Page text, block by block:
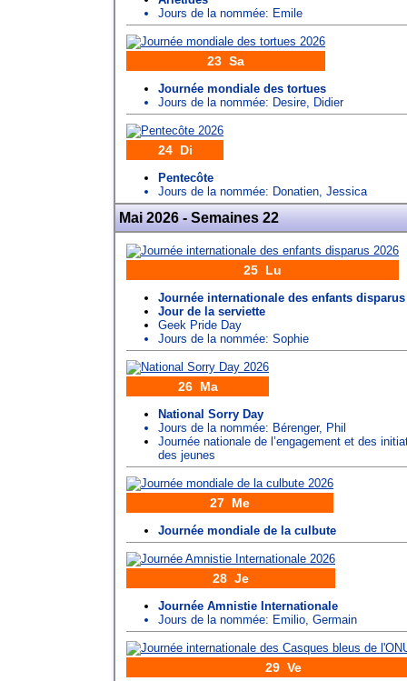
Jours de la nommée: Emile
23 Sa
Journée mondiale des tortues
Jours de la nommée: Desire, Didier
24 Di
Pentecôte
Jours de la nommée: Donatien, Jessica
Mai 2026 - Semaines 22
25 Lu
Journée internationale des enfants disparus
Jour de la serviette
Geek Pride Day
Jours de la nommée: Sophie
26 Ma
National Sorry Day
Jours de la nommée: Bérenger, Phil
Journée nationale de l’engagement et des
des jeunes
27 Me
Journée mondiale de la culbute
28 Je
Journée Amnistie Internationale
Jours de la nommée: Emilio, Germain
29 Ve